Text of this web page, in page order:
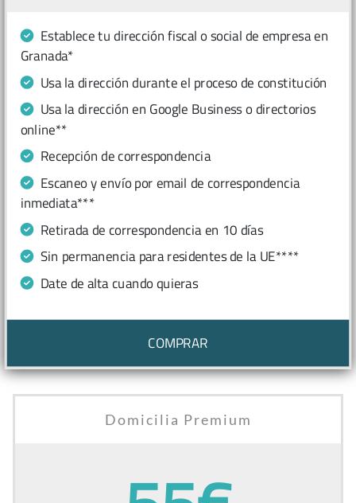
Establece tu dirección fiscal o social de empresa en
Granada*
Usa la dirección durante el proceso de constitución
Usa la dirección en Google Business o directorios
online**
Recepción de correspondencia
Escaneo y envío por email de correspondencia
inmediata***
Retirada de correspondencia en 10 días
Sin permanencia para residentes de la UE****
Date de alta cuando quieras
COMPRAR
Domicilia Premium